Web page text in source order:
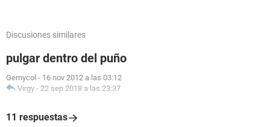
Discusiones similares
pulgar dentro del puño
Gernycol - 16 nov 2012 a las 03:12
Virgy - 22 sep 2018 a las 23:37
11 respuestas